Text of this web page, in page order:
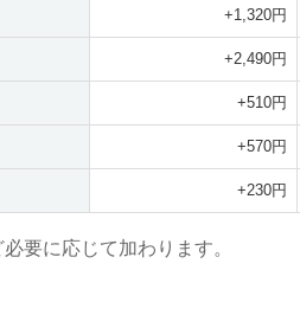
+1,320円
+2,490円
+510円
+570円
+230円
要に応じて加わります。